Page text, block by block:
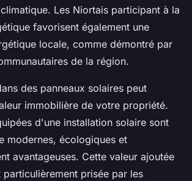
Les Niortais participant à la
favorisent également une
locale, comme démontré par
de la région.
des panneaux solaires peut
immobilière de votre propriété.
d'une installation solaire sont
modernes, écologiques et
avantageuses. Cette valeur ajoutée
particulièrement prisée par les